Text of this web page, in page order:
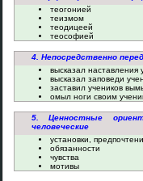
теогонией
теизмом
теодицеей
теософией
4. Непосредственно
высказал наставления
высказал заповеди
заставил учеников
омыл ноги своим
5. Ценностные
человеческие
установки,
обязанности
чувства
мотивы